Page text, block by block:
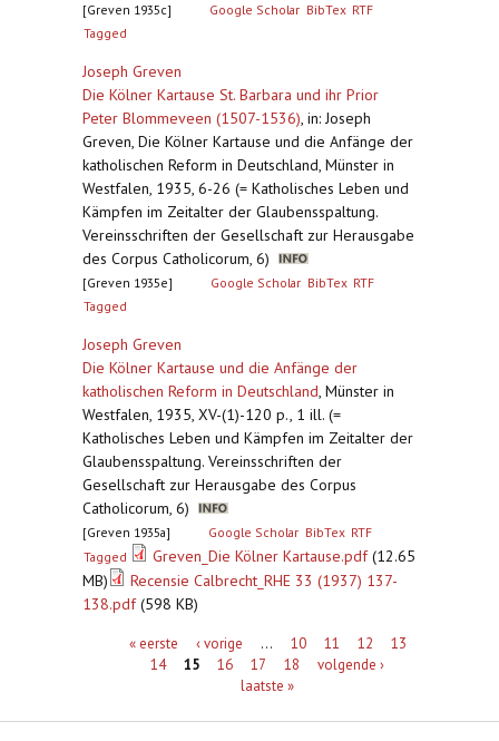
[Greven 1935c] Google Scholar BibTex RTF
Tagged
Joseph Greven
Die Kölner Kartause St. Barbara und ihr Prior
Peter Blommeveen (1507-1536), in: Joseph
Greven, Die Kölner Kartause und die Anfänge der
katholischen Reform in Deutschland, Münster in
Westfalen, 1935, 6-26 (= Katholisches Leben und
Kämpfen im Zeitalter der Glaubensspaltung.
Vereinsschriften der Gesellschaft zur Herausgabe
des Corpus Catholicorum, 6)
[Greven 1935e] Google Scholar BibTex RTF
Tagged
Joseph Greven
Die Kölner Kartause und die Anfänge der
katholischen Reform in Deutschland, Münster in
Westfalen, 1935, XV-(1)-120 p., 1 ill. (=
Katholisches Leben und Kämpfen im Zeitalter der
Glaubensspaltung. Vereinsschriften der
Gesellschaft zur Herausgabe des Corpus
Catholicorum, 6)
[Greven 1935a] Google Scholar BibTex RTF
Tagged
Greven_Die Kölner Kartause.pdf(12.65
MB)
Recensie Calbrecht_RHE 33 (1937) 137-
138.pdf(598 KB)
Pagina's« eerste ‹ vorige … 10 11 12
13
14
15 16 17 18
volgende ›
laatste »